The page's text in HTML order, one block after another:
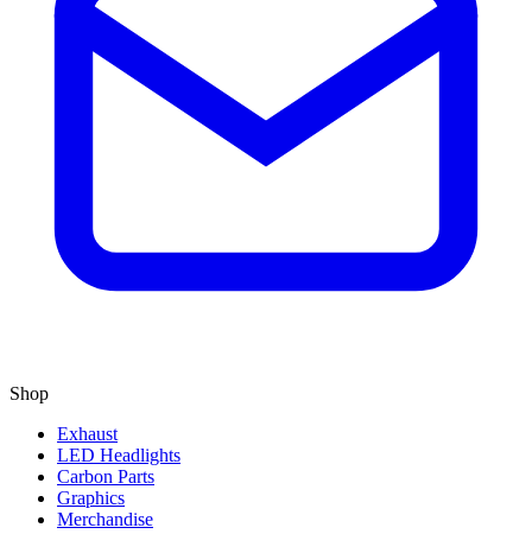
Shop
Exhaust
LED Headlights
Carbon Parts
Graphics
Merchandise